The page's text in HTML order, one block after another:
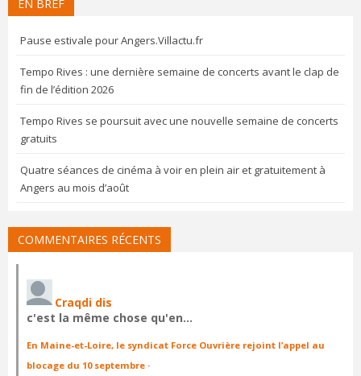
EN BREF
Pause estivale pour Angers.Villactu.fr
Tempo Rives : une dernière semaine de concerts avant le clap de
fin de l’édition 2026
Tempo Rives se poursuit avec une nouvelle semaine de concerts
gratuits
Quatre séances de cinéma à voir en plein air et gratuitement à
Angers au mois d’août
COMMENTAIRES RÉCENTS
Craqdi dis
c'est la même chose qu'en…
En Maine-et-Loire, le syndicat Force Ouvrière rejoint l’appel au
blocage du 10 septembre ·